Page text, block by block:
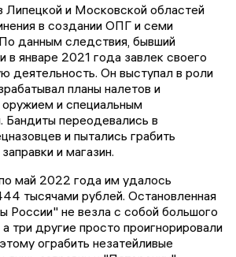
и Московской областей
в создании ОПГ и семи
данным следствия, бывший
в январе 2021 года завлек своего
деятельность. Он выступал в роли
планы налетов и
оружием и специальным
Бандиты переодевались в
и пытались грабить
и магазин.
май 2022 года им удалось
тысячами рублей. Остановленная
России" не везла с собой большого
три другие просто проигнорировали
ограбить незатейливые